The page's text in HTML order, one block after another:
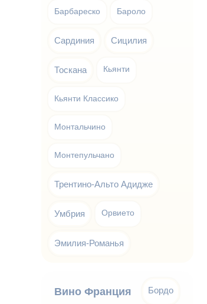
Барбареско Бароло
Сардиния Сицилия
Тоскана Кьянти
Кьянти Классико
Монтальчино
Монтепульчано
Трентино-Альто Адидже
Умбрия Орвието
Эмилия-Романья
Вино Франция Бордо